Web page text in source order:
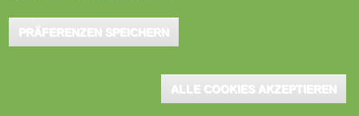
beruflichen Orientierung gewürdigt, die Jugendlichen und deren
erwachsenen Begleiter:innen die Veränderungsprozesse in der
PRÄFERENZEN SPEICHERN
ALLE COOKIES AKZEPTIEREN